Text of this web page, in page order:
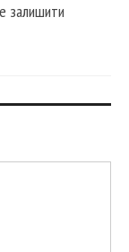
залишити